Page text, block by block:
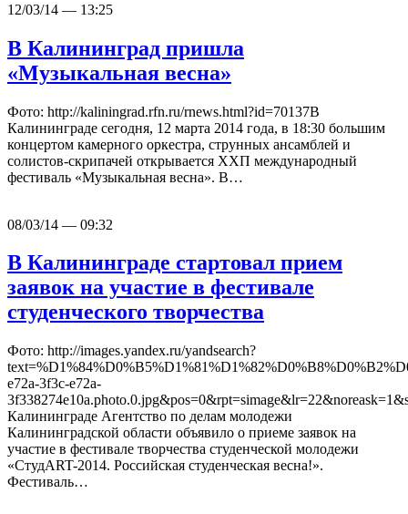
12/03/14 — 13:25
В Калининград пришла
«Музыкальная весна»
Фото: http://kaliningrad.rfn.ru/rnews.html?id=70137В
Калининграде сегодня, 12 марта 2014 года, в 18:30 большим
концертом камерного оркестра, струнных ансамблей и
солистов-скрипачей открывается ХХП международный
фестиваль «Музыкальная весна». В…
08/03/14 — 09:32
В Калининграде стартовал прием
заявок на участие в фестивале
студенческого творчества
Фото: http://images.yandex.ru/yandsearch?
e72a-3f3c-e72a-
Калининграде Агентство по делам молодежи
Калининградской области объявило о приеме заявок на
участие в фестивале творчества студенческой молодежи
«СтудART-2014. Российская студенческая весна!».
Фестиваль…